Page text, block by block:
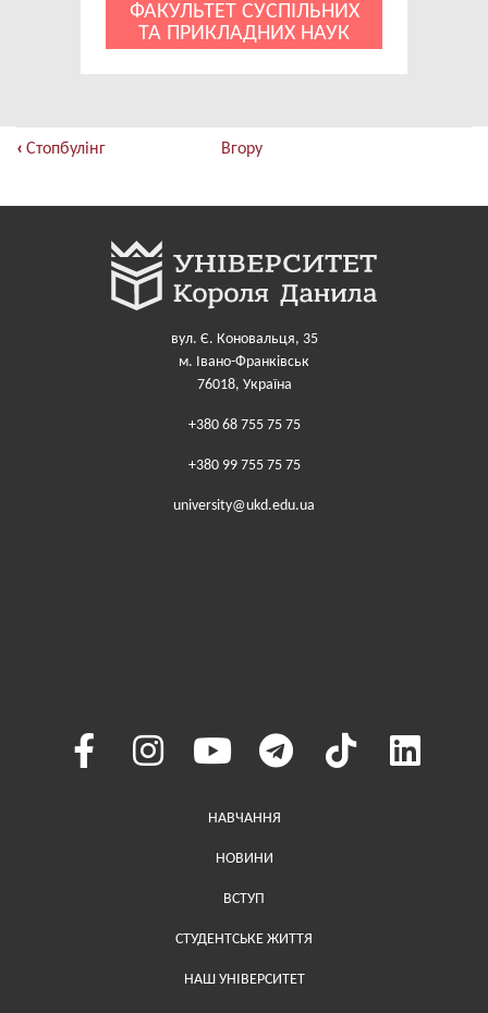
ФАКУЛЬТЕТ СУСПІЛЬНИХ
ТА ПРИКЛАДНИХ НАУК
Книжкові
посилання
Контакти
‹ Стопбулінг Вгору
вул. Є. Коновальця, 35
м. Івано-Франківськ
76018, Україна
+380 68 755 75 75
+380 99 755 75 75
university@ukd.edu.ua
Меню у хедері
НАВЧАННЯ
НОВИНИ
ВСТУП
СТУДЕНТСЬКЕ ЖИТТЯ
НАШ УНІВЕРСИТЕТ